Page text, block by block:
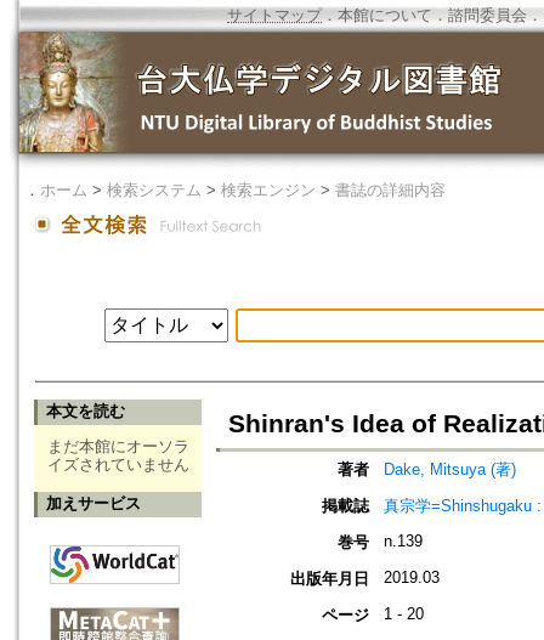
サイトマップ．本館について ． 諮問委員会 ．
． ホーム > 検索システム > 検索エンジン > 書誌の詳細内容
本文を読む
まだ本館にオーソラ
イズされていません
加えサービス
Shinran's Idea of
著者
Dake, Mitsuya (著)
掲載誌
真宗学=Shinshugaku
巻号
n.139
出版年月日 2019.03
ページ 1 - 20